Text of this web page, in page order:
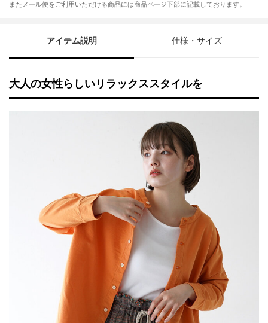
またメール便をご利用いただける商品には商品ページ下部に記載しております。
アイテム説明 仕様・サイズ
大人の女性らしいリラックススタイルを